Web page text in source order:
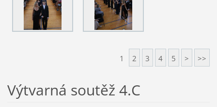
1 2 3 4 5 > >>
Výtvarná soutěž 4.C